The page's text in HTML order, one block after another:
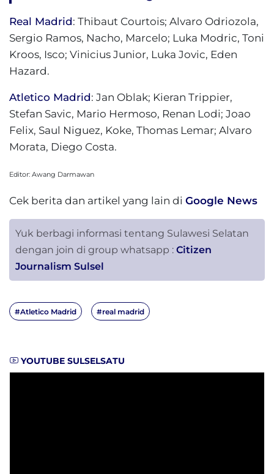
Real Madrid: Thibaut Courtois; Alvaro Odriozola,
Sergio Ramos, Nacho, Marcelo; Luka Modric, Toni
Kroos, Isco; Vinicius Junior, Luka Jovic, Eden
Hazard.
Atletico Madrid: Jan Oblak; Kieran Trippier,
Stefan Savic, Mario Hermoso, Renan Lodi; Joao
Felix, Saul Niguez, Koke, Thomas Lemar; Alvaro
Morata, Diego Costa.
Editor: Awang Darmawan
Cek berita dan artikel yang lain di Google News
Yuk berbagi informasi tentang Sulawesi Selatan
dengan join di group whatsapp : Citizen
Journalism Sulsel
#Atletico Madrid #real madrid
YOUTUBE SULSELSATU